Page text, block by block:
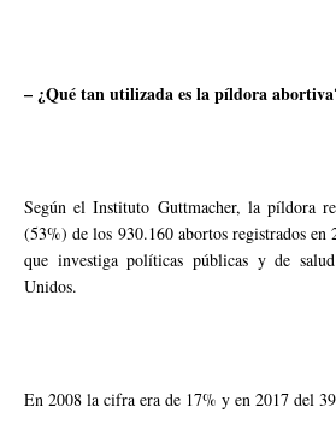
– ¿Qué tan utilizada es la píldora
Según el Instituto Guttmacher, la píldora
(53%) de los 930.160 abortos registrados en
que investiga políticas públicas y de
Unidos.
En 2008 la cifra era de 17% y en 2017 del